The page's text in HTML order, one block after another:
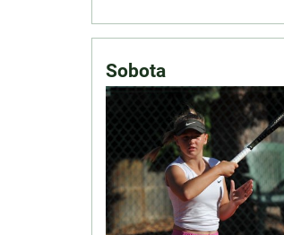
Sobota